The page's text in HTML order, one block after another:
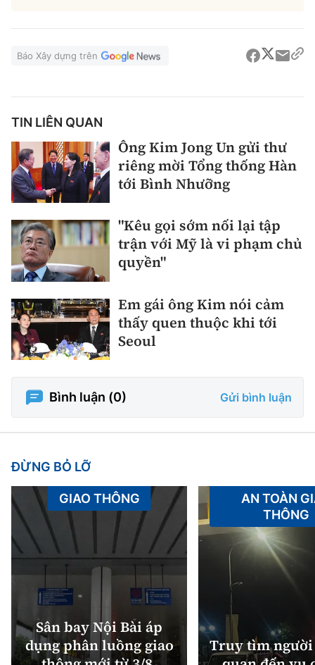
Báo Xây dựng trên
TIN LIÊN QUAN
Ông Kim Jong Un gửi thư
riêng mời Tổng thống Hàn
tới Bình Nhưỡng
"Kêu gọi sớm nối lại tập
trận với Mỹ là vi phạm chủ
quyền"
Em gái ông Kim nói cảm
thấy quen thuộc khi tới
Seoul
Bình luận (0) Gửi bình luận
ĐỪNG BỎ LỠ
Sân bay Nội Bài áp
dụng phân luồng giao
GIAO THÔNG
Truy tìm
AN TOÀN
THÔNG